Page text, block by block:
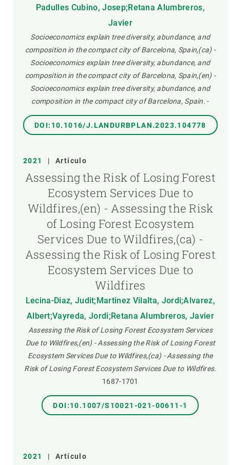
Padulles Cubino, Josep;Retana Alumbreros,
Javier
Socioeconomics explain tree diversity, abundance, and
composition in the compact city of Barcelona, Spain,(ca) -
Socioeconomics explain tree diversity, abundance, and
composition in the compact city of Barcelona, Spain,(en) -
Socioeconomics explain tree diversity, abundance, and
composition in the compact city of Barcelona, Spain. -
DOI:10.1016/J.LANDURBPLAN.2023.104778
2021 | Artículo
Assessing the Risk of Losing Forest
Ecosystem Services Due to
Wildfires,(en) - Assessing the Risk
of Losing Forest Ecosystem
Services Due to Wildfires,(ca) -
Assessing the Risk of Losing Forest
Ecosystem Services Due to
Wildfires
Lecina-Diaz, Judit;Martinez Vilalta, Jordi;Alvarez,
Albert;Vayreda, Jordi;Retana Alumbreros, Javier
Assessing the Risk of Losing Forest Ecosystem Services
Due to Wildfires,(en) - Assessing the Risk of Losing Forest
Ecosystem Services Due to Wildfires,(ca) - Assessing the
Risk of Losing Forest Ecosystem Services Due to Wildfires.
1687-1701
DOI:10.1007/S10021-021-00611-1
2021 | Artículo